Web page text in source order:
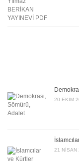
20 EKIM
21 NISAN